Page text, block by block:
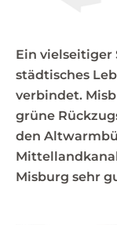
Ein vielseitiger
städtisches
verbindet.
grüne
den
Misburg sehr